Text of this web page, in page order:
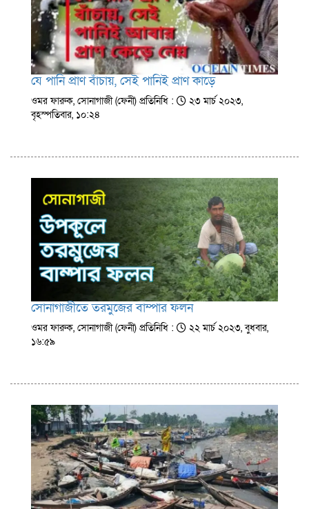
যে পানি প্রাণ বাঁচায়, সেই পানিই প্রাণ কাড়ে
ওমর ফারুক, সোনাগাজী (ফেনী) প্রতিনিধি :
২৩ মার্চ ২০২৩,
বৃহস্পতিবার, ১০:২৪
সোনাগাজীতে তরমুজের বাম্পার ফলন
ওমর ফারুক, সোনাগাজী (ফেনী) প্রতিনিধি :
২২ মার্চ ২০২৩, বুধবার,
১৬:৫৯